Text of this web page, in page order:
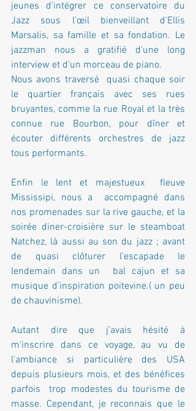
jeunes d'intégrer ce conservatoire du
Jazz sous l’œil bienveillant d'Ellis
Marsalis, sa famille et sa fondation. Le
jazzman nous a gratifié d'une long
interview et d'un morceau de piano.
Nous avons traversé  quasi chaque soir
le quartier français avec ses rues
bruyantes, comme la rue Royal et la très
connue rue Bourbon, pour dîner et
écouter différents orchestres de jazz
tous performants.
Enfin le lent et majestueux  fleuve
Mississipi, nous a  accompagné dans
nos promenades sur la rive gauche, et la
soirée diner-croisière sur le steamboat
Natchez, là aussi au son du jazz ; avant
de quasi clôturer l'escapade le
lendemain dans un  bal cajun et sa
musique d'inspiration poitevine.( un peu
de chauvinisme).
Autant dire que j'avais hésité à
m'inscrire dans ce voyage, au vu de
l'ambiance si particulière des USA
depuis plusieurs mois, et des bénéfices
parfois  trop modestes du tourisme de
masse. Cependant, je reconnais que le